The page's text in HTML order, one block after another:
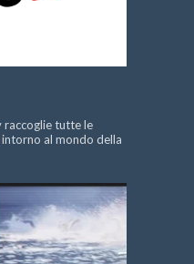
raccoglie tutte le
al mondo della